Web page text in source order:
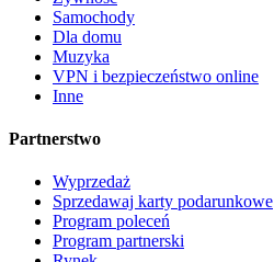
Samochody
Dla domu
Muzyka
VPN i bezpieczeństwo online
Inne
Partnerstwo
Wyprzedaż
Sprzedawaj karty podarunkowe
Program poleceń
Program partnerski